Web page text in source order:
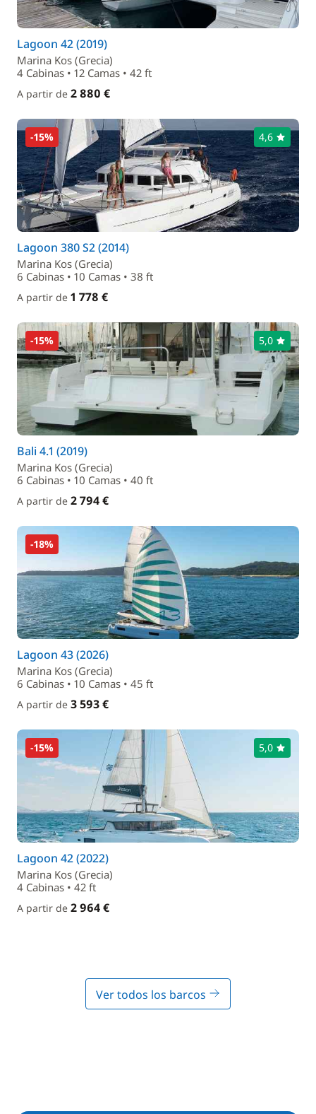
Lagoon 42 (2019)
Marina Kos (Grecia)
4 Cabinas • 12 Camas • 42 ft
A partir de 2 880 €
-15% 4,6
Lagoon 380 S2 (2014)
Marina Kos (Grecia)
6 Cabinas • 10 Camas • 38 ft
A partir de 1 778 €
-15% 5,0
Bali 4.1 (2019)
Marina Kos (Grecia)
6 Cabinas • 10 Camas • 40 ft
A partir de 2 794 €
-18%
Lagoon 43 (2026)
Marina Kos (Grecia)
6 Cabinas • 10 Camas • 45 ft
A partir de 3 593 €
-15% 5,0
Lagoon 42 (2022)
Marina Kos (Grecia)
4 Cabinas • 42 ft
A partir de 2 964 €
Ver todos los barcos